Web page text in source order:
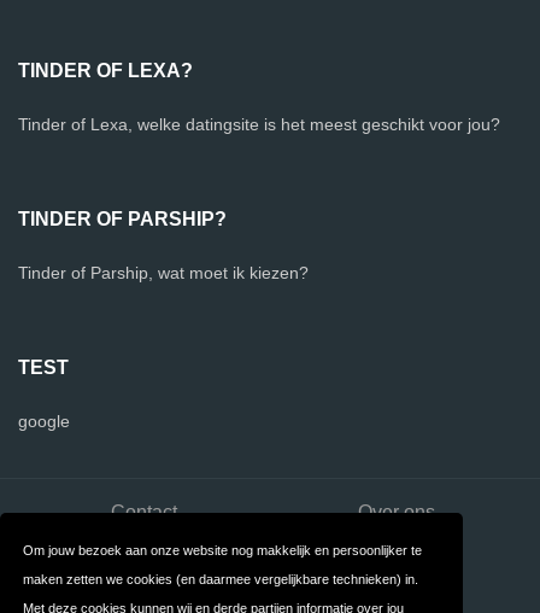
Om jouw bezoek aan onze website nog makkelijk en persoonlijker te
maken zetten we cookies (en daarmee vergelijkbare technieken) in.
Met deze cookies kunnen wij en derde partijen informatie over jou
TINDER OF LEXA?
Tinder of Lexa, welke datingsite is het meest geschikt voor jou?
TINDER OF PARSHIP?
Tinder of Parship, wat moet ik kiezen?
TEST
google
Contact Over ons
Privacy Algemene
Voorwaarden